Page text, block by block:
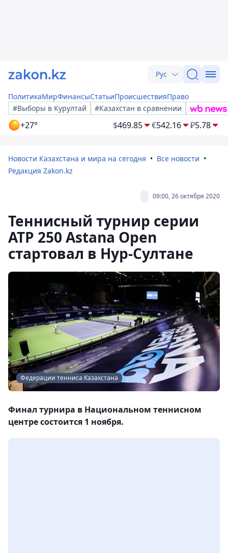
Рус
ПолитикаМирФинансыСтатьиПроисшествияПраво
#Выборы в Курултай
#Казахстан в сравнении
+27° $469.85 €542.16 ₽5.78
Новости Казахстана и мира на сегодня
Все новости
Редакция Zakon.kz
09:00, 26 октября 2020
Теннисный турнир серии
ATP 250 Astana Open
стартовал в Нур-Султане
Федерации тенниса Казахстана
Финал турнира в Национальном теннисном
центре состоится 1 ноября.